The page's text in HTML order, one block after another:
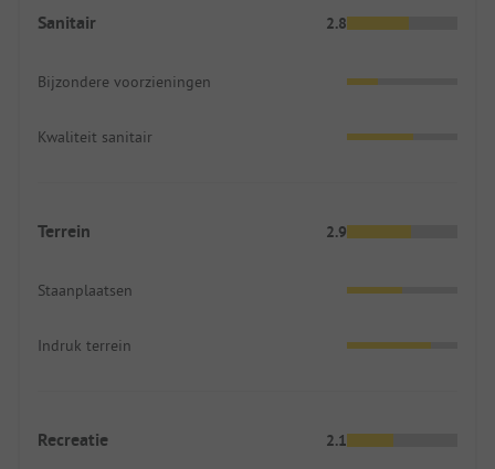
Sanitair 2.8
Bijzondere voorzieningen
Kwaliteit sanitair
Terrein 2.9
Staanplaatsen
Indruk terrein
Recreatie 2.1